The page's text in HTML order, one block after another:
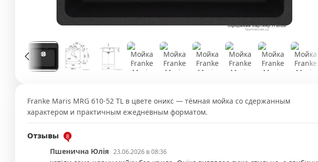
Franke Maris MRG 610-52 TL в цвете оникс — тёмная мойка со сдержанным
характером и практичным ежедневным форматом.
Отзывы 8
Пшенична Юлія 23.06.2026 в 08:36